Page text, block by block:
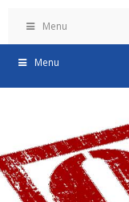
Menu
Menu